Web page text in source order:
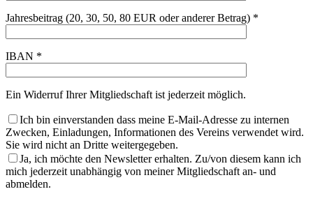
Jahresbeitrag (20, 30, 50, 80 EUR oder anderer Betrag) *
IBAN *
Ein Widerruf Ihrer Mitgliedschaft ist jederzeit möglich.
Ich bin einverstanden dass meine E-Mail-Adresse zu internen
Zwecken, Einladungen, Informationen des Vereins verwendet wird.
Sie wird nicht an Dritte weitergegeben.
Ja, ich möchte den Newsletter erhalten. Zu/von diesem kann ich
mich jederzeit unabhängig von meiner Mitgliedschaft an- und
abmelden.